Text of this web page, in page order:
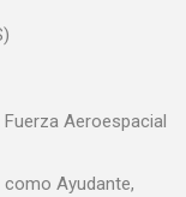
Aeroespacial
Ayudante,